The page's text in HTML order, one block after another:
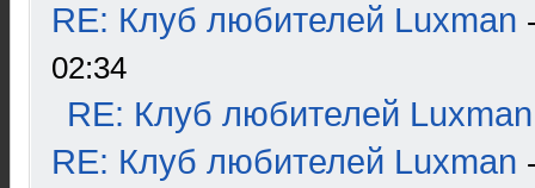
RE: Клуб любителей Luxman
02:34
RE: Клуб любителей Luxman
RE: Клуб любителей Luxman